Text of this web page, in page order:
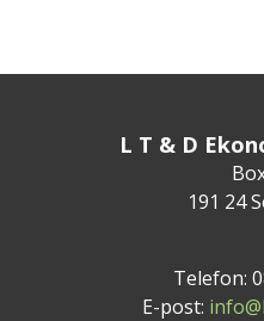
L T & D
191 24
Telefon:
E-post: